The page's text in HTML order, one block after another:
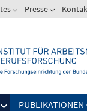
Presse
PUBLIKATIONEN